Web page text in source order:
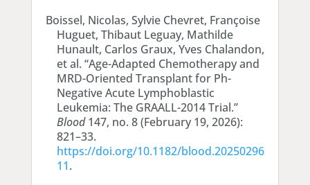
Boissel, Nicolas, Sylvie Chevret, Françoise
Huguet, Thibaut Leguay, Mathilde
Hunault, Carlos Graux, Yves Chalandon,
et al. “Age-Adapted Chemotherapy and
MRD-Oriented Transplant for Ph-
Negative Acute Lymphoblastic
Leukemia: The GRAALL-2014 Trial.”
Blood147, no. 8 (February 19, 2026):
821–33.
https://doi.org/10.1182/blood.20250296
11.